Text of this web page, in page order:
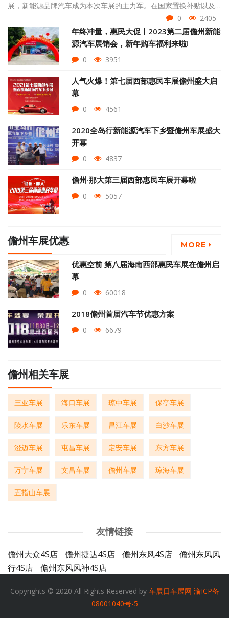
展，新能源品牌汽车成为本次车展的主力军。在国家置换补贴以及
省市两级补贴的加持下，各大车企纷纷发力，推出年终大促让利消
费者。车展为期4天，吸引超1万人次到场参与。
0 2405
年终冲量，惠民大促丨2023第二届儋州新能
源汽车展销会，新年购车福利来啦!
0 3951
人气火爆！第七届西部惠民车展儋州盛大启
幕
0 4561
2020全岛行新能源汽车下乡暨儋州车展盛大
开幕
0 4837
儋州·那大第三届西部惠民车展开幕啦
0 5057
儋州车展优惠 MORE
优惠空前 第八届海南西部惠民车展在儋州启
幕
0 60018
2018儋州首届汽车节优惠方案
0 6679
儋州相关车展
三亚车展 海口车展 琼中车展 保亭车展
陵水车展 乐东车展 昌江车展 白沙车展
澄迈车展 屯昌车展 定安车展 东方车展
万宁车展 文昌车展 儋州车展 琼海车展
五指山车展
友情链接
儋州大众4S店 儋州捷达4S店 儋州东风4S店
儋州东风风
行4S店
儋州东风风神4S店
Copyrights © 2020 All Rights Reserved by 车展日车展网 渝ICP备
08001040号-5